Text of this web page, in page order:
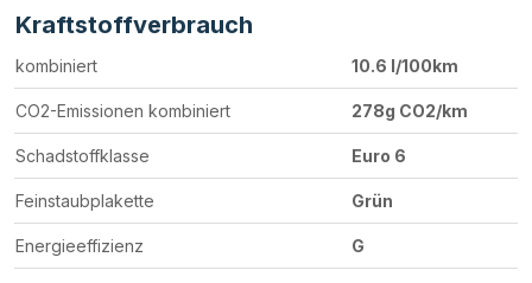
Kraftstoffverbrauch
kombiniert 10.6 l/100km
CO2-Emissionen kombiniert 278g CO2/km
Schadstoffklasse Euro 6
Feinstaubplakette Grün
Energieeffizienz G